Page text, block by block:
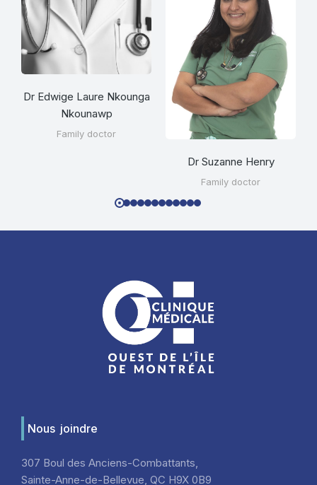
Dr Edwige Laure Nkounga
Nkounawp
Family doctor
Dr Suzanne Henry
Family doctor
Nous joindre
307 Boul des Anciens-Combattants,
Sainte-Anne-de-Bellevue, QC H9X 0B9